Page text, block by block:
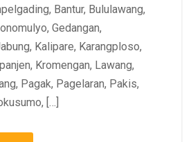
Bantur, Bululawang,
Gedangan,
Kalipare, Karangploso,
Kromengan, Lawang,
Pagak, Pagelaran, Pakis,
[…]